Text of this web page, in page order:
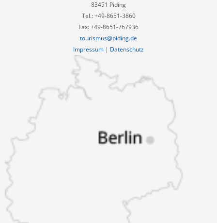
83451 Piding
Tel.: +49-8651-3860
Fax: +49-8651-767936
tourismus@piding.de
Impressum | Datenschutz